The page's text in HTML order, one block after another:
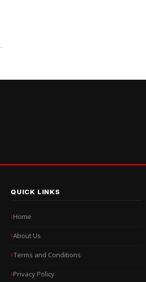
QUICK LINKS
Home
About Us
Terms and Conditions
Privacy Policy